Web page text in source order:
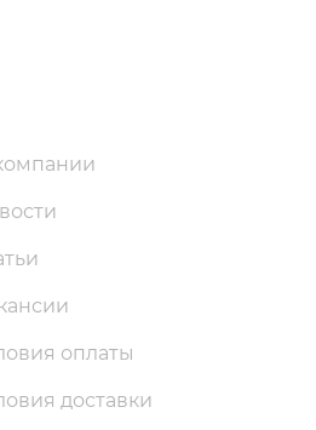
оплаты
доставки